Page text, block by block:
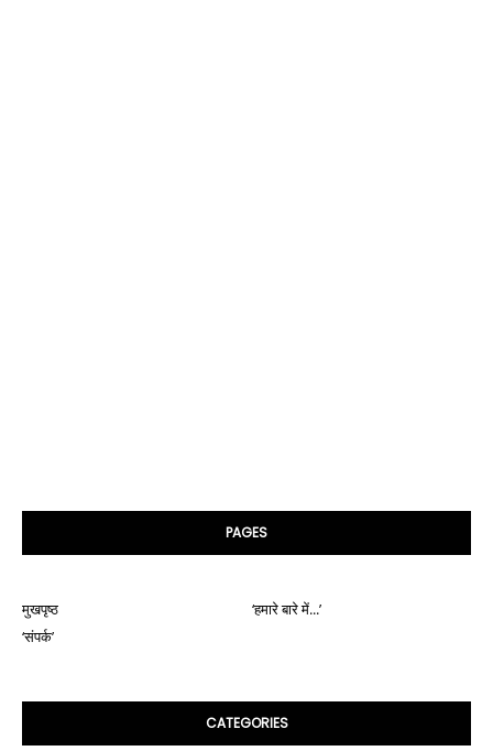
PAGES
मुखपृष्ठ
‘हमारे बारे में...’
‘संपर्क’
CATEGORIES